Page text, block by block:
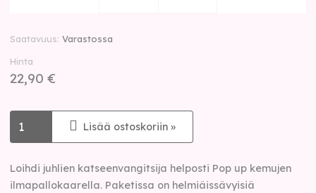
Saatavuus Varastossa
Hinta
22,90 €
Lisää ostoskoriin »
Loihdi juhlien katseenvangitsija helposti Pop up kemujen
ilmapallokaarella. Paketissa on helmiäissävyisiä